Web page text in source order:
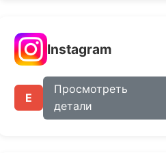
Instagram
E
Просмотреть
детали